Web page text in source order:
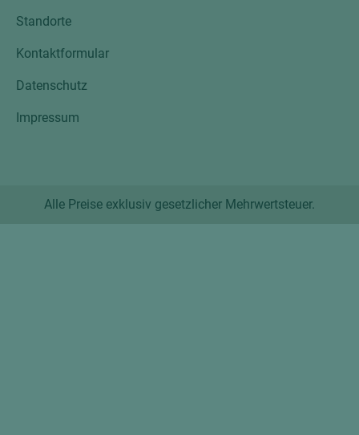
Standorte
Kontaktformular
Datenschutz
Impressum
Alle Preise exklusiv gesetzlicher Mehrwertsteuer.